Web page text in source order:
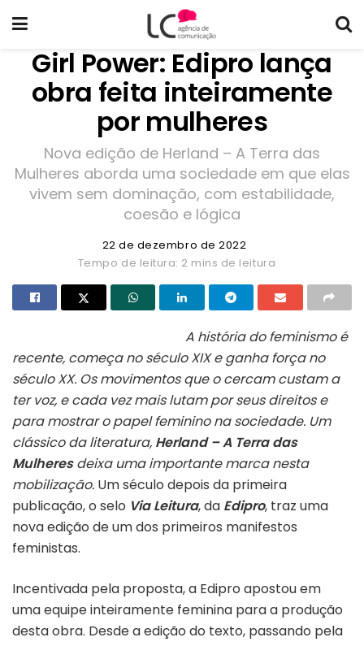
Girl Power: Edipro lança
obra feita inteiramente
por mulheres
Nova edição de Herland – A Terra das
Mulheres aborda uma sociedade em que elas
vivem sem dominação, com estabilidade,
coesão e lógica
22 de dezembro de 2022
Tempo de leitura: 2 mins de leitura
A história do feminismo é
recente, começa no século XIX e ganha força no
século XX. Os movimentos que o cercam custam a
ter voz, e cada vez mais lutam por seus direitos e
para mostrar o papel feminino na sociedade. Um
clássico da literatura, Herland – A Terra das
Mulheresdeixa uma importante marca nesta
mobilização. Um século depois da primeira
publicação, o selo Via Leitura, da Edipro, traz uma
nova edição de um dos primeiros manifestos
feministas.
Incentivada pela proposta, a Edipro apostou em
uma equipe inteiramente feminina para a produção
desta obra. Desde a edição do texto, passando pela